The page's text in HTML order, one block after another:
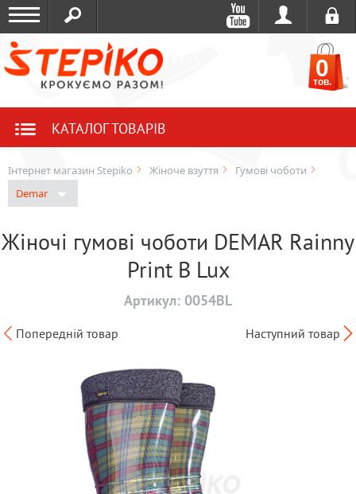
0
тов.
КАТАЛОГ ТОВАРІВ
Інтернет магазин Stepiko Жіноче взуття
Гумові чоботи
Demar
Жіночі гумові чоботи DEMAR Rainny
Print B Lux
Артикул: 0054BL
Попередній товар Наступний товар